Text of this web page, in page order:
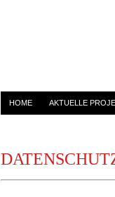
HOME AKTUELLE